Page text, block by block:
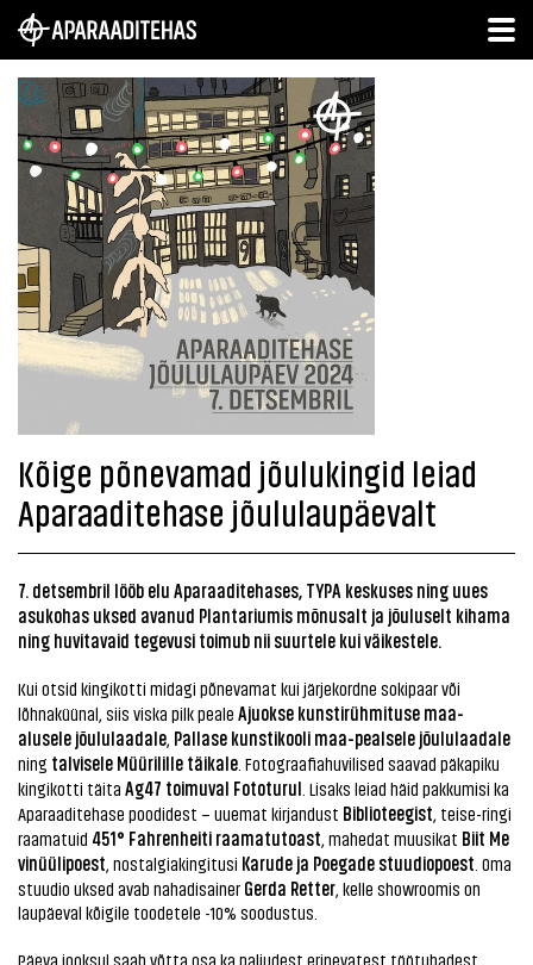
Kõige põnevamad jõulukingid leiad
Aparaaditehase jõululaupäevalt
7. detsembril lööb elu Aparaaditehases, TYPA keskuses ning uues
asukohas uksed avanud Plantariumis mõnusalt ja jõuluselt kihama
ning huvitavaid tegevusi toimub nii suurtele kui väikestele.
Kui otsid kingikotti midagi põnevamat kui järjekordne sokipaar või
lõhnaküünal, siis viska pilk peale Ajuokse kunstirühmituse maa-
alusele jõululaadale, Pallase kunstikooli maa-pealsele jõululaadale
ning talvisele Müürilille täikale . Fotograafiahuvilised saavad päkapiku
kingikotti täita Ag47 toimuval Fototurul . Lisaks leiad häid pakkumisi ka
Aparaaditehase poodidest – uuemat kirjandust Biblioteegist, teise-ringi
raamatuid 451° Fahrenheiti raamatutoast, mahedat muusikat Biit Me
vinüülipoest, nostalgiakingitusi Karude ja Poegade stuudiopoest . Oma
stuudio uksed avab nahadisainer Gerda Retter, kelle showroomis on
laupäeval kõigile toodetele -10% soodustus.
Päeva jooksul saab võtta osa ka paljudest erinevatest töötubadest